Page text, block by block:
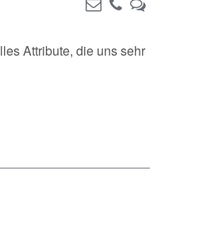
Attribute, die uns sehr